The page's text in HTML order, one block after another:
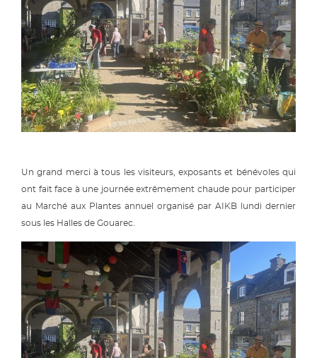
Un grand merci à tous les visiteurs, exposants et bénévoles qui
ont fait face à une journée extrêmement chaude pour participer
au Marché aux Plantes annuel organisé par AIKB lundi dernier
sous les Halles de Gouarec.